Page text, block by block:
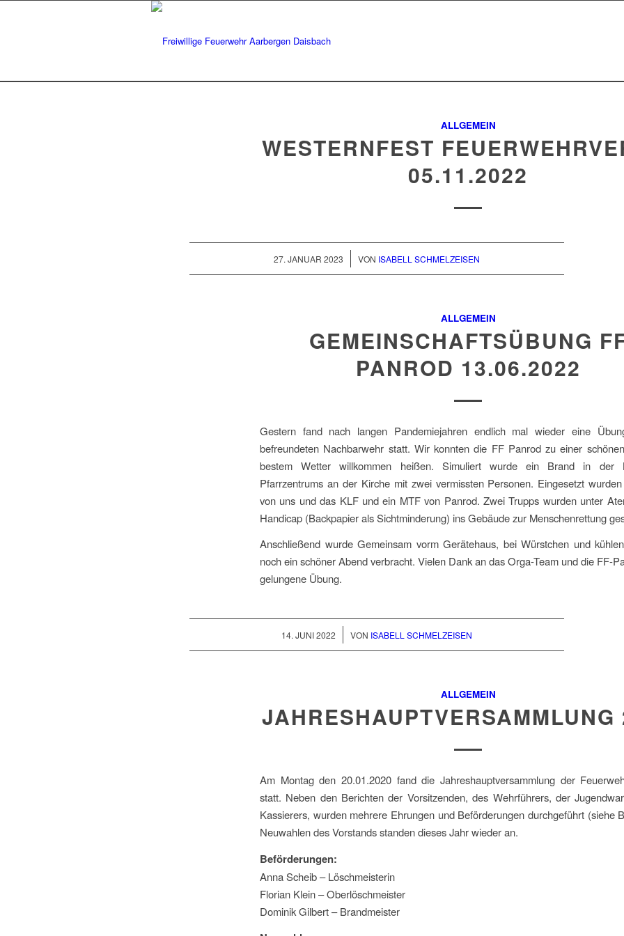
ALLGEMEIN
WESTERNFEST
05.11.2022
27. JANUAR 2023
/ VON ISABELL SCHMELZEISEN
ALLGEMEIN
GEMEINSCHAFTSÜBUNG
PANROD 13.06.2022
Gestern fand nach langen Pandemiejahren endlich mal wieder eine
befreundeten Nachbarwehr statt. Wir konnten die FF Panrod zu einer
bestem Wetter willkommen heißen. Simuliert wurde ein Brand in der
Pfarrzentrums an der Kirche mit zwei vermissten Personen. Eingesetzt
von uns und das KLF und ein MTF von Panrod. Zwei Trupps wurden unter
Handicap (Backpapier als Sichtminderung) ins Gebäude zur Menschenrettung
Anschließend wurde Gemeinsam vorm Gerätehaus, bei Würstchen und
noch ein schöner Abend verbracht. Vielen Dank an das Orga-Team und die FF-
gelungene Übung.
14. JUNI 2022
/ VON ISABELL SCHMELZEISEN
ALLGEMEIN
JAHRESHAUPTVERSAMMLUNG
Am Montag den 20.01.2020 fand die Jahreshauptversammlung der
statt. Neben den Berichten der Vorsitzenden, des Wehrführers, der
Kassierers, wurden mehrere Ehrungen und Beförderungen durchgeführt (siehe
Neuwahlen des Vorstands standen dieses Jahr wieder an.
Beförderungen:
Anna Scheib – Löschmeisterin
Florian Klein – Oberlöschmeister
Dominik Gilbert – Brandmeister